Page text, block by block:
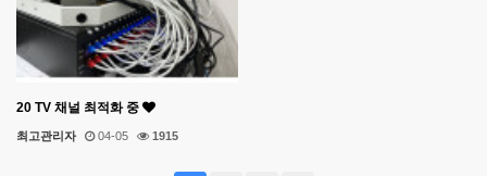
20 TV 채널 최적화 중
최고관리자 04-05 1915